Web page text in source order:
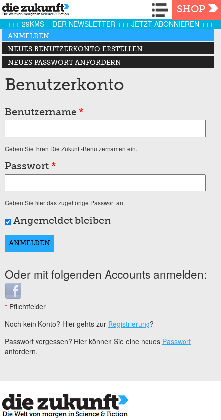
Navigation
SHOP
+++ 29KMS – DER NEWSLETTER +++ JETZT ABONNIEREN +++
Haupt-Reiter
ANMELDEN
(AKTIVER REITER)
NEUES BENUTZERKONTO ERSTELLEN
NEUES PASSWORT ANFORDERN
Benutzerkonto
Benutzername *
Geben Sie Ihren Die Zukunft-Benutzernamen ein.
Passwort *
Geben Sie hier das zugehörige Passwort an.
Angemeldet bleiben
Oder mit folgenden Accounts anmelden:
Login with Facebook
* Pflichtfelder
Noch kein Konto? Hier gehts zur Registrierung?
Passwort vergessen? Hier können Sie eine neues Passwort
anfordern.